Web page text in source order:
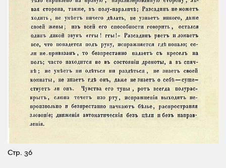
Стр. 36